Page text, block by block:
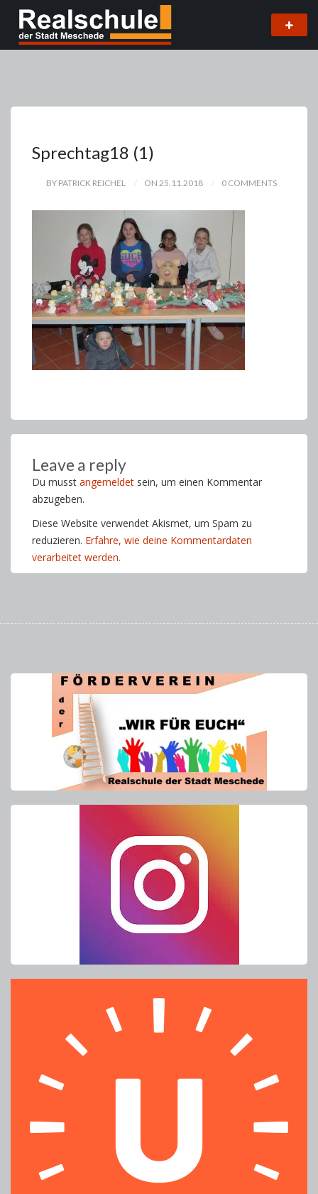
Sprechtag18 (1)
BY PATRICK REICHEL ON 25.11.2018 0 COMMENTS
Leave a reply
Du musst angemeldet sein, um einen Kommentar
abzugeben.
Diese Website verwendet Akismet, um Spam zu
reduzieren. Erfahre, wie deine Kommentardaten
verarbeitet werden.